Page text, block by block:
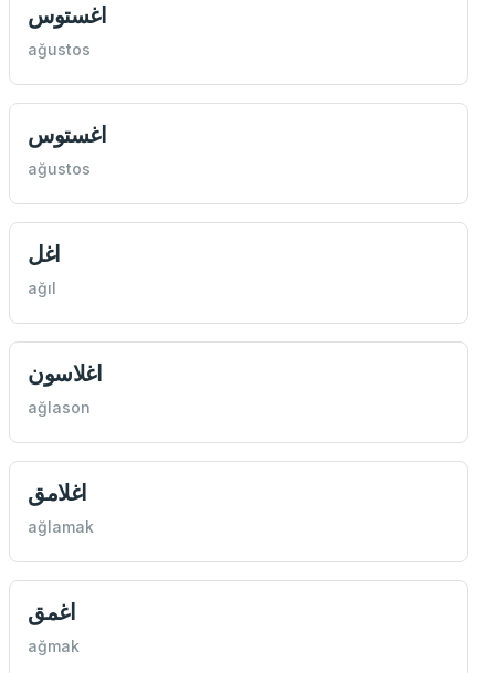
اغستوس
ağustos
اغستوس
ağustos
اغل
ağıl
اغلاسون
ağlason
اغلامق
ağlamak
اغمق
ağmak